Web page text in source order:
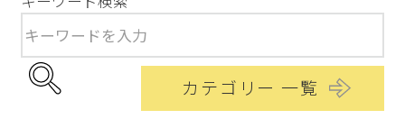
カテゴリー 一覧